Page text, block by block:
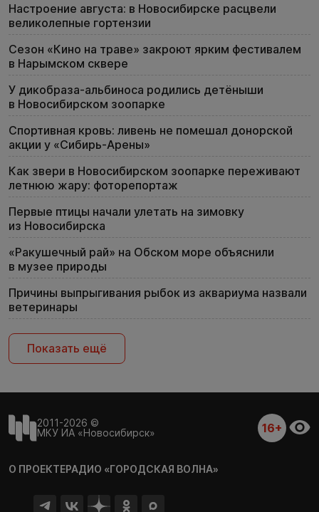
Настроение августа: в Новосибирске расцвели
великолепные гортензии
Сезон «Кино на траве» закроют ярким фестивалем
в Нарымском сквере
У дикобраза-альбиноса родились детёныши
в Новосибирском зоопарке
Спортивная кровь: ливень не помешал донорской
акции у «Сибирь-Арены»
Как звери в Новосибирском зоопарке переживают
летнюю жару: фоторепортаж
Первые птицы начали улетать на зимовку
из Новосибирска
«Ракушечный рай» на Обском море объяснили
в музее природы
Причины выпрыгивания рыбок из аквариума назвали
ветеринары
Показать ещё
2011-2026 ©
МКУ ИА «Новосибирск»
16+
О ПРОЕКТЕРАДИО «ГОРОДСКАЯ ВОЛНА»